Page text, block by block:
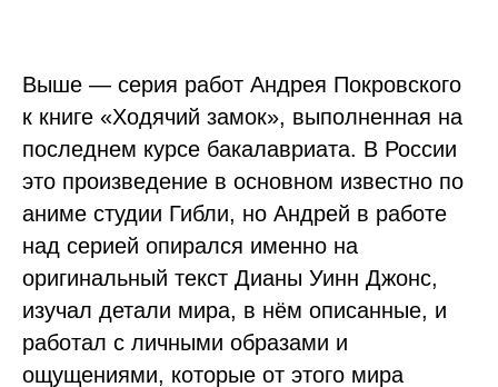
Выше — серия работ Андрея Покровского
к книге «Ходячий замок», выполненная на
последнем курсе бакалавриата. В России
это произведение в основном известно по
аниме студии Гибли, но Андрей в работе
над серией опирался именно на
оригинальный текст Дианы Уинн Джонс,
изучал детали мира, в нём описанные, и
работал с личными образами и
ощущениями, которые от этого мира